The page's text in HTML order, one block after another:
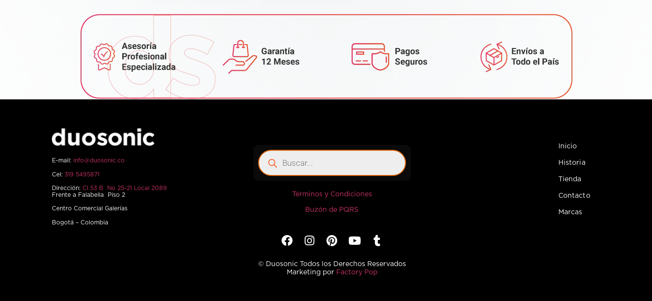
E-mail: info@duosonic.co
Cel: 319 5495871
Dirección: Cl 53 B No 25-21 Local 2089
Frente a Falabella Piso 2
Centro Comercial Galerías
Bogotá – Colombia
Términos y Condiciones
Buzón de PQRS
© Duosonic Todos los Derechos Reservados
Marketing por Factory Pop
Inicio
Historia
Tienda
Contacto
Marcas